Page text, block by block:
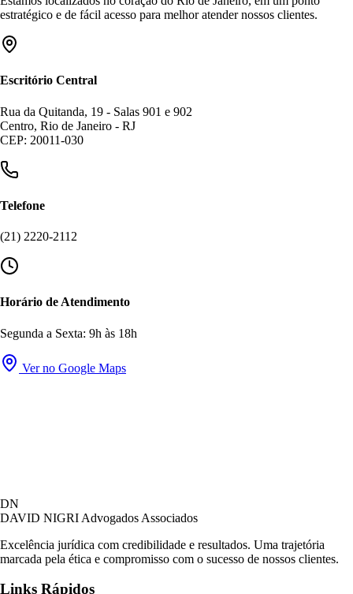
estratégico e de fácil acesso para melhor atender nossos clientes.
Escritório Central
Rua da Quitanda, 19 - Salas 901 e 902
Centro, Rio de Janeiro - RJ
CEP: 20011-030
Telefone
(21) 2220-2112
Horário de Atendimento
Segunda a Sexta: 9h às 18h
Ver no Google Maps
DN
DAVID NIGRI Advogados Associados
Excelência jurídica com credibilidade e resultados. Uma trajetória
marcada pela ética e compromisso com o sucesso de nossos clientes.
Links Rápidos